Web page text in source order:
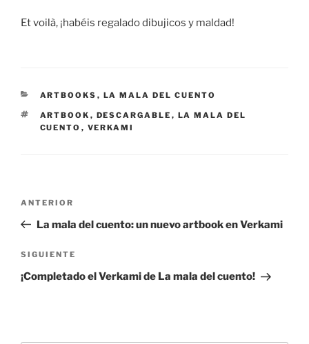
Et voilà, ¡habéis regalado dibujicos y maldad!
CATEGORÍAS
ARTBOOKS , LA MALA DEL CUENTO
ETIQUETAS
ARTBOOK , DESCARGABLE , LA MALA DEL
CUENTO , VERKAMI
entradas
Entrada
anterior:
ANTERIOR
La mala del cuento: un nuevo artbook en Verkami
Siguiente
entrada
SIGUIENTE
¡Completado el Verkami de La mala del cuento!